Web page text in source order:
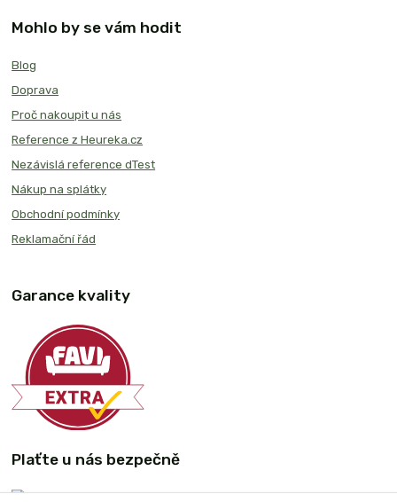
Mohlo by se vám hodit
Blog
Doprava
Proč nakoupit u nás
Reference z Heureka.cz
Nezávislá reference dTest
Nákup na splátky
Obchodní podmínky
Reklamační řád
Garance kvality
Plaťte u nás bezpečně